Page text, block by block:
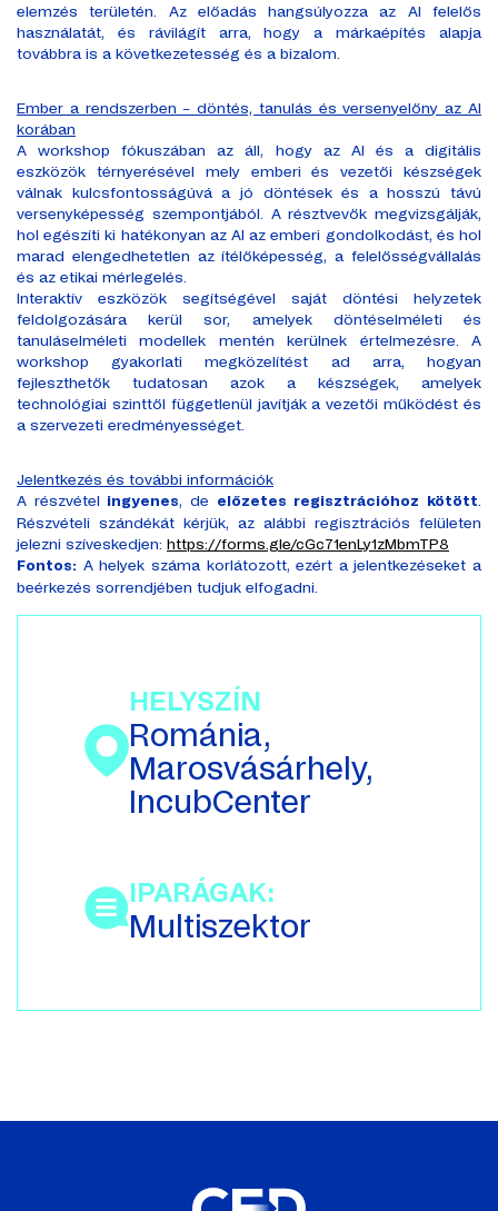
elemzés területén. Az előadás hangsúlyozza az AI felelős
használatát, és rávilágít arra, hogy a márkaépítés alapja
továbbra is a következetesség és a bizalom.
Ember a rendszerben – döntés, tanulás és versenyelőny az AI
korában
A workshop fókuszában az áll, hogy az AI és a digitális
eszközök térnyerésével mely emberi és vezetői készségek
válnak kulcsfontosságúvá a jó döntések és a hosszú távú
versenyképesség szempontjából. A résztvevők megvizsgálják,
hol egészíti ki hatékonyan az AI az emberi gondolkodást, és hol
marad elengedhetetlen az ítélőképesség, a felelősségvállalás
és az etikai mérlegelés.
Interaktív eszközök segítségével saját döntési helyzetek
feldolgozására kerül sor, amelyek döntéselméleti és
tanuláselméleti modellek mentén kerülnek értelmezésre. A
workshop gyakorlati megközelítést ad arra, hogyan
fejleszthetők tudatosan azok a készségek, amelyek
technológiai szinttől függetlenül javítják a vezetői működést és
a szervezeti eredményességet.
Jelentkezés és további információk
A részvétel
ingyenes, de előzetes regisztrációhoz kötött
Részvételi szándékát kérjük, az alábbi regisztrációs felületen
jelezni szíveskedjen: https://forms.gle/cGc71enLy1zMbmTP8
Fontos: A helyek száma korlátozott, ezért a jelentkezéseket a
beérkezés sorrendjében tudjuk elfogadni.
HELYSZÍN
Románia,
Marosvásárhely,
IncubCenter
IPARÁGAK:
Multiszektor